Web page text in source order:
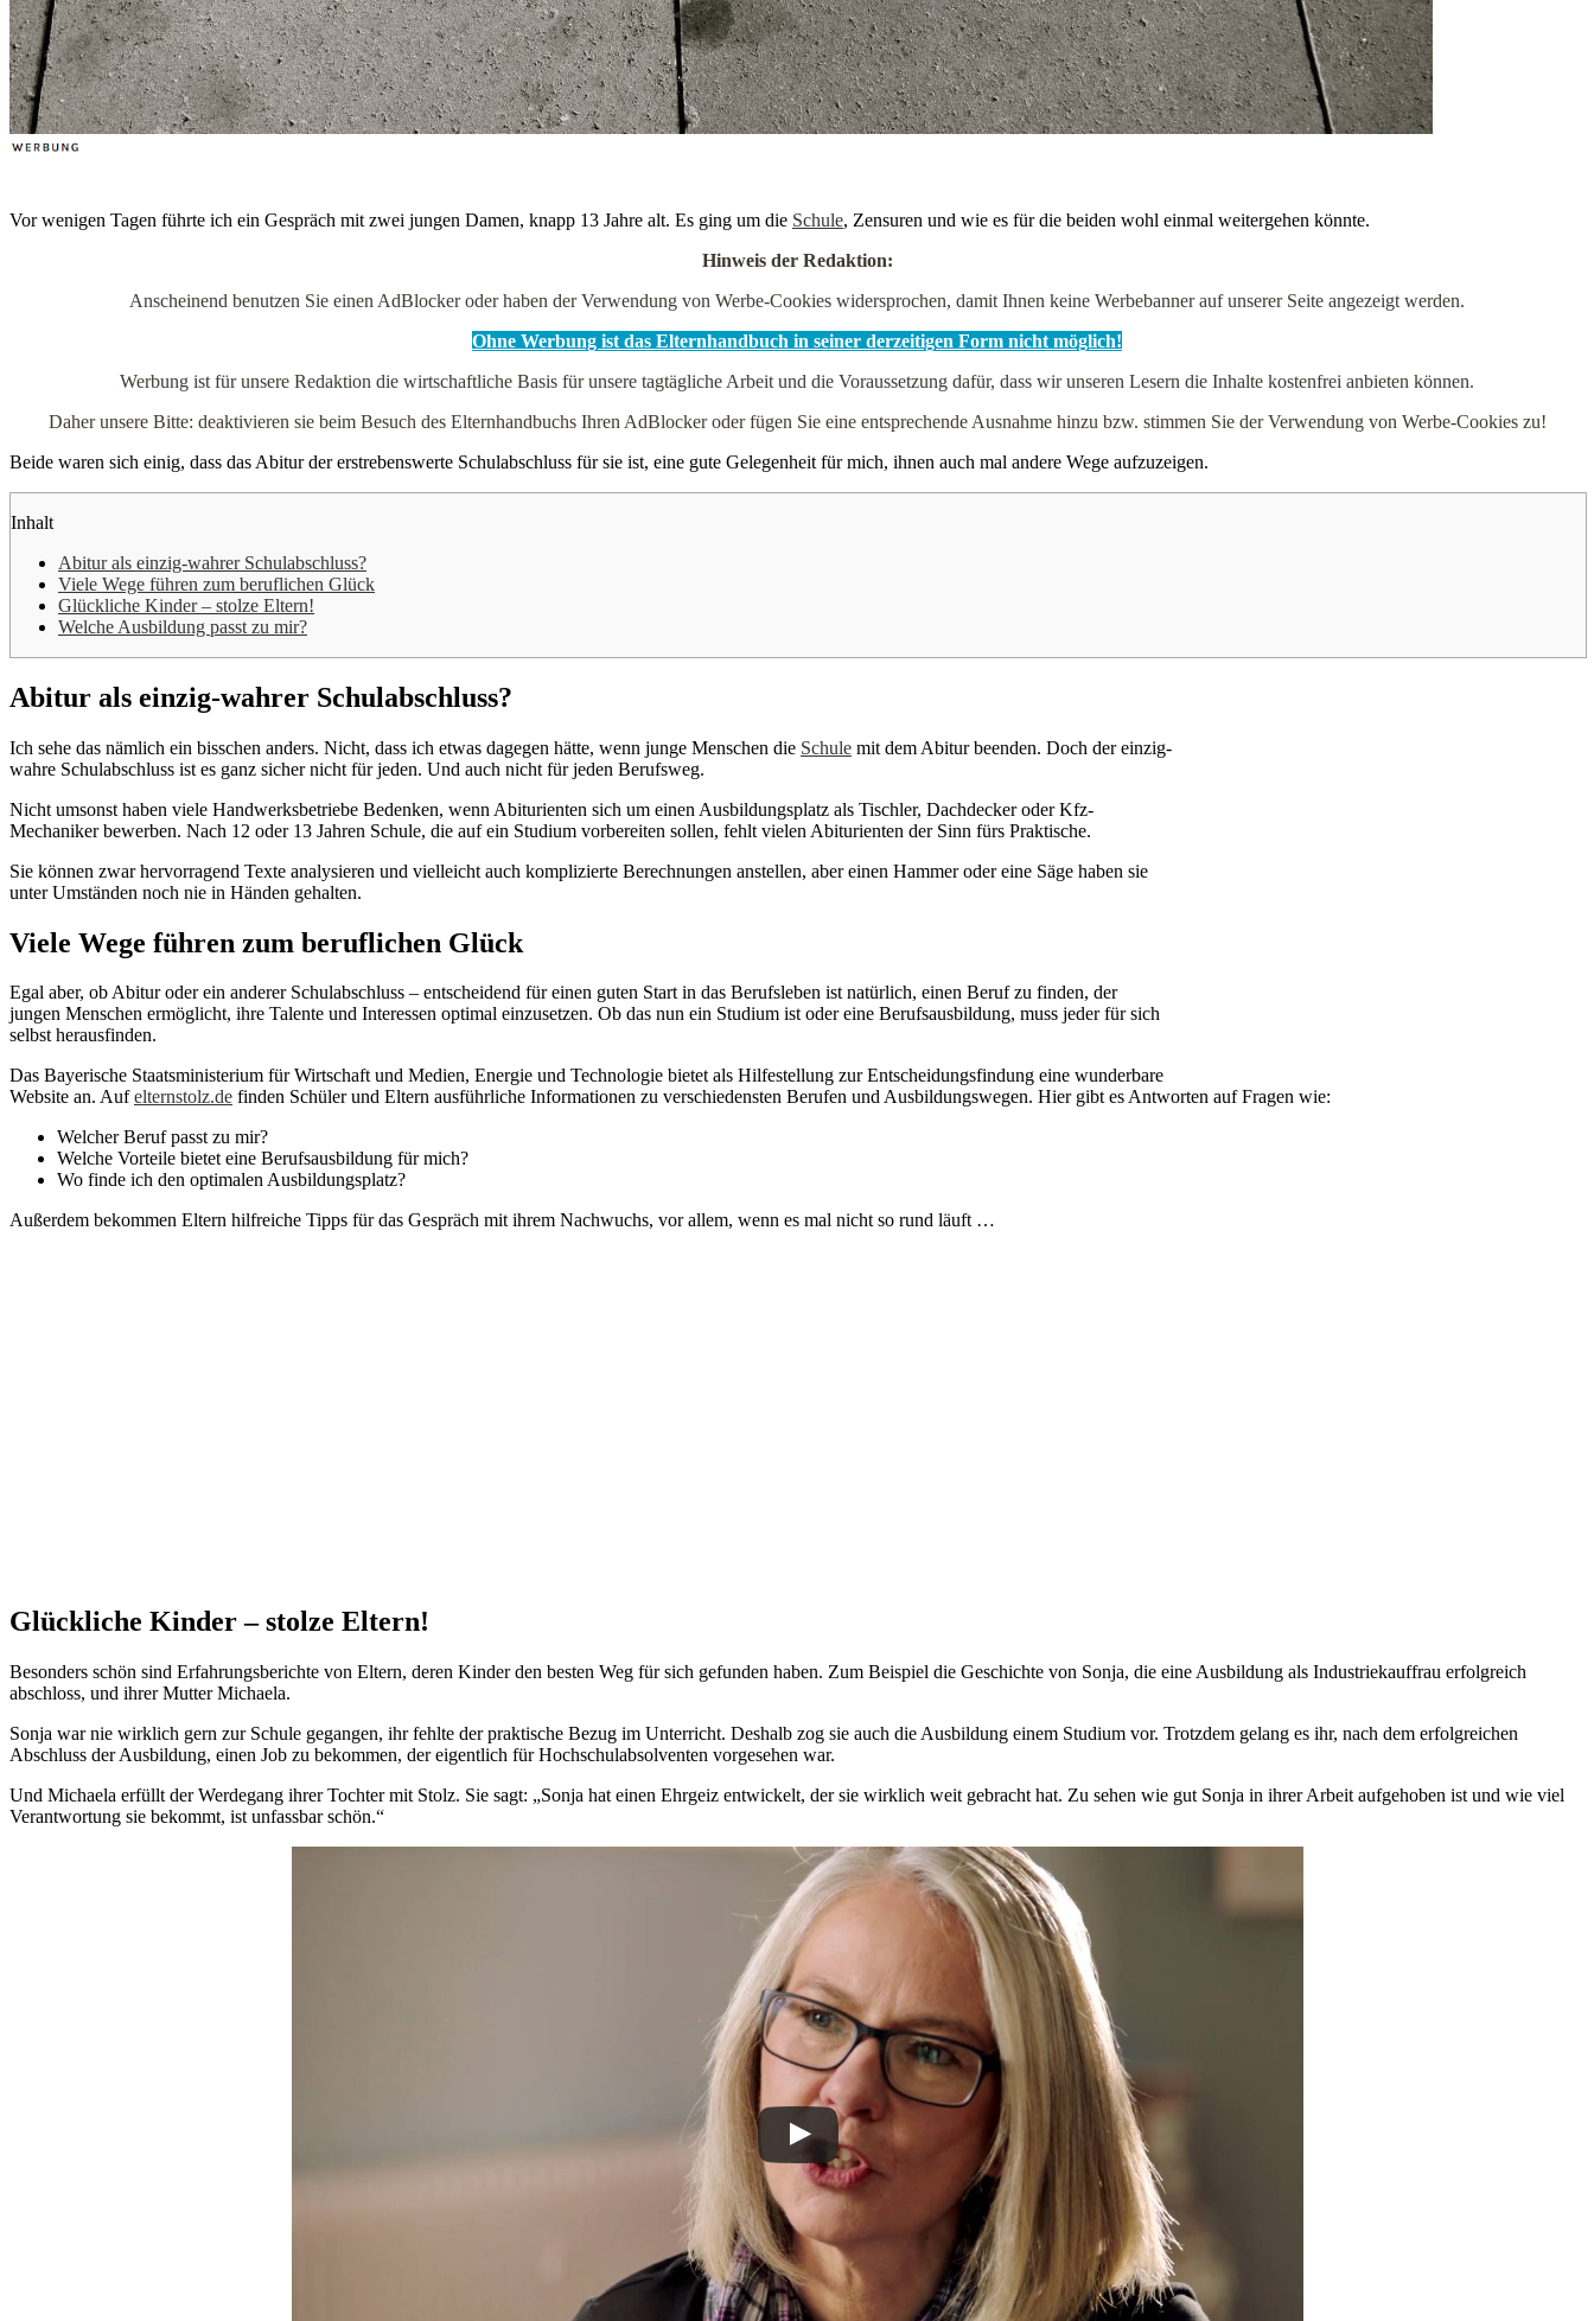
Vor wenigen Tagen führte ich ein Gespräch mit zwei jungen Damen, knapp 13 Jahre alt. Es ging um die Schule, Zensuren und wie es für die beiden wohl einmal weitergehen könnte.
Hinweis der Redaktion:
Anscheinend benutzen Sie einen AdBlocker oder haben der Verwendung von Werbe-Cookies widersprochen, damit Ihnen keine Werbebanner auf unserer Seite angezeigt werden.
Ohne Werbung ist das Elternhandbuch in seiner derzeitigen Form nicht möglich!
Werbung ist für unsere Redaktion die wirtschaftliche Basis für unsere tagtägliche Arbeit und die Voraussetzung dafür, dass wir unseren Lesern die Inhalte kostenfrei anbieten können.
Daher unsere Bitte: deaktivieren sie beim Besuch des Elternhandbuchs Ihren AdBlocker oder fügen Sie eine entsprechende Ausnahme hinzu bzw. stimmen Sie der Verwendung von Werbe-Cookies zu!
Beide waren sich einig, dass das Abitur der erstrebenswerte Schulabschluss für sie ist, eine gute Gelegenheit für mich, ihnen auch mal andere Wege aufzuzeigen.
Inhalt
Abitur als einzig-wahrer Schulabschluss?
Viele Wege führen zum beruflichen Glück
Glückliche Kinder – stolze Eltern!
Welche Ausbildung passt zu mir?
Abitur als einzig-wahrer Schulabschluss?
Ich sehe das nämlich ein bisschen anders. Nicht, dass ich etwas dagegen hätte, wenn junge Menschen die Schule mit dem Abitur beenden. Doch der einzig-
wahre Schulabschluss ist es ganz sicher nicht für jeden. Und auch nicht für jeden Berufsweg.
Nicht umsonst haben viele Handwerksbetriebe Bedenken, wenn Abiturienten sich um einen Ausbildungsplatz als Tischler, Dachdecker oder Kfz-
Mechaniker bewerben. Nach 12 oder 13 Jahren Schule, die auf ein Studium vorbereiten sollen, fehlt vielen Abiturienten der Sinn fürs Praktische.
Sie können zwar hervorragend Texte analysieren und vielleicht auch komplizierte Berechnungen anstellen, aber einen Hammer oder eine Säge haben sie
unter Umständen noch nie in Händen gehalten.
Viele Wege führen zum beruflichen Glück
Egal aber, ob Abitur oder ein anderer Schulabschluss – entscheidend für einen guten Start in das Berufsleben ist natürlich, einen Beruf zu finden, der
jungen Menschen ermöglicht, ihre Talente und Interessen optimal einzusetzen. Ob das nun ein Studium ist oder eine Berufsausbildung, muss jeder für sich
selbst herausfinden.
Das Bayerische Staatsministerium für Wirtschaft und Medien, Energie und Technologie bietet als Hilfestellung zur Entscheidungsfindung eine wunderbare
Website an. Aufelternstolz.de finden Schüler und Eltern ausführliche Informationen zu verschiedensten Berufen und Ausbildungswegen. Hier gibt es Antworten auf Fragen wie:
Welcher Beruf passt zu mir?
Welche Vorteile bietet eine Berufsausbildung für mich?
Wo finde ich den optimalen Ausbildungsplatz?
Außerdem bekommen Eltern hilfreiche Tipps für das Gespräch mit ihrem Nachwuchs, vor allem, wenn es mal nicht so rund läuft …
Glückliche Kinder – stolze Eltern!
Besonders schön sind Erfahrungsberichte von Eltern, deren Kinder den besten Weg für sich gefunden haben. Zum Beispiel die Geschichte von Sonja, die eine Ausbildung als Industriekauffrau erfolgreich
abschloss, und ihrer Mutter Michaela.
Sonja war nie wirklich gern zur Schule gegangen, ihr fehlte der praktische Bezug im Unterricht. Deshalb zog sie auch die Ausbildung einem Studium vor. Trotzdem gelang es ihr, nach dem erfolgreichen
Abschluss der Ausbildung, einen Job zu bekommen, der eigentlich für Hochschulabsolventen vorgesehen war.
Und Michaela erfüllt der Werdegang ihrer Tochter mit Stolz. Sie sagt: „Sonja hat einen Ehrgeiz entwickelt, der sie wirklich weit gebracht hat. Zu sehen wie gut Sonja in ihrer Arbeit aufgehoben ist und wie viel
Verantwortung sie bekommt, ist unfassbar schön.“